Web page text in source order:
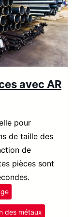
avec AR
pour
de taille des
de
pièces sont
des métaux